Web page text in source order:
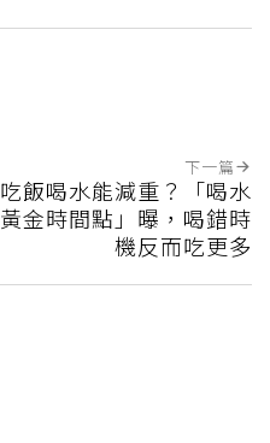
下一篇
吃飯喝水能減重？「喝水
黃金時間點」曝，喝錯時
機反而吃更多